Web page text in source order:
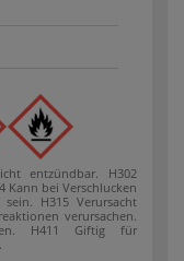
entzündbar.
H302
Kann bei Verschlucken
H315 Verursacht
verursachen.
H411 Giftig für